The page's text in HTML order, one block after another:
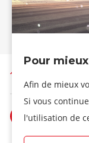
Pour
Afin de mieux
Si vous
l'utilisation de
Vous ne
rendez-vous